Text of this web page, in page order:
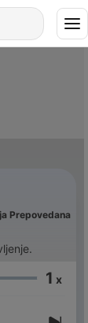
Prepovedana
1 x